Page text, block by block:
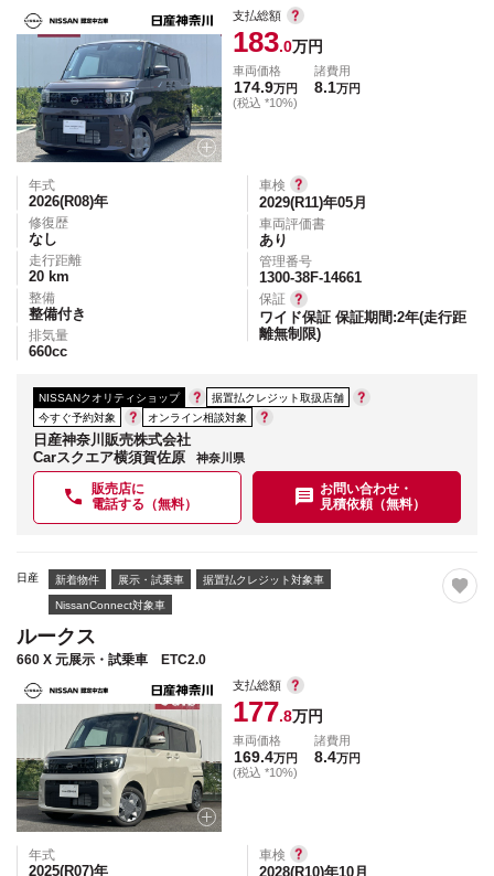
支払総額
183.0万円
車両価格
174.9万円
(税込 *10%)
諸費用
8.1万円
年式
2026(R08)年
修復歴
なし
走行距離
20 km
整備
整備付き
排気量
660cc
車検
2029(R11)年05月
車両評価書
あり
管理番号
1300-38F-14661
保証
ワイド保証 保証期間:2年(走行距
離無制限)
NISSANクオリティショップ
据置払クレジット取扱店舗
今すぐ予約対象
オンライン相談対象
日産神奈川販売株式会社
Carスクエア横須賀佐原
神奈川県
販売店に
電話する（無料）
お問い合わせ・
見積依頼（無料）
日産 新着物件 展示・試乗車 据置払クレジット対象車
NissanConnect対象車
ルークス
660 X 元展示・試乗車 ETC2.0
支払総額
177.8万円
車両価格
169.4万円
(税込 *10%)
諸費用
8.4万円
年式
2025(R07)年
車検
2028(R10)年10月